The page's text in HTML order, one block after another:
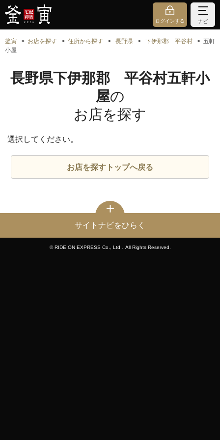
ログインする ナビ
釜寅 お店を探す 住所から探す 長野県 下伊那郡 平谷村
五軒
小屋
長野県下伊那郡 平谷村五軒小
屋の
お店を探す
選択してください。
お店を探すトップへ戻る
サイトナビをひらく
© RIDE ON EXPRESS Co., Ltd．All Rights Reserved.